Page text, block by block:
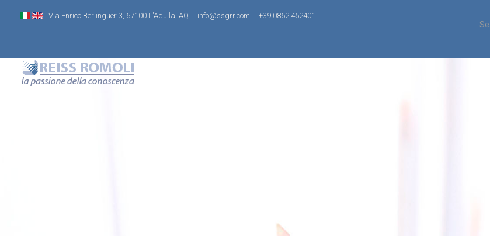
Via Enrico Berlinguer 3, 67100 L'Aquila, AQ info@ssgrr.com +39 0862 452401